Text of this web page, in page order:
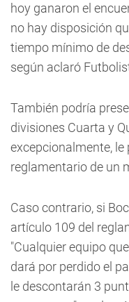
hoy ganaron el
no hay disposición
tiempo mínimo de
según aclaró
También podría
divisiones Cuarta y
excepcionalmente,
reglamentario de un
Caso contrario, si
artículo 109 del
"Cualquier equipo
dará por perdido el
le descontarán 3